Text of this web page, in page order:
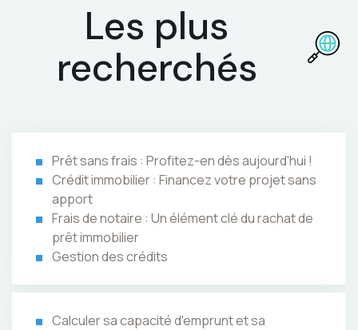
Les plus
recherchés
Prêt sans frais : Profitez-en dès aujourd'hui !
Crédit immobilier : Financez votre projet sans
apport
Frais de notaire : Un élément clé du rachat de
prêt immobilier
Gestion des crédits
Calculer sa capacité d'emprunt et sa